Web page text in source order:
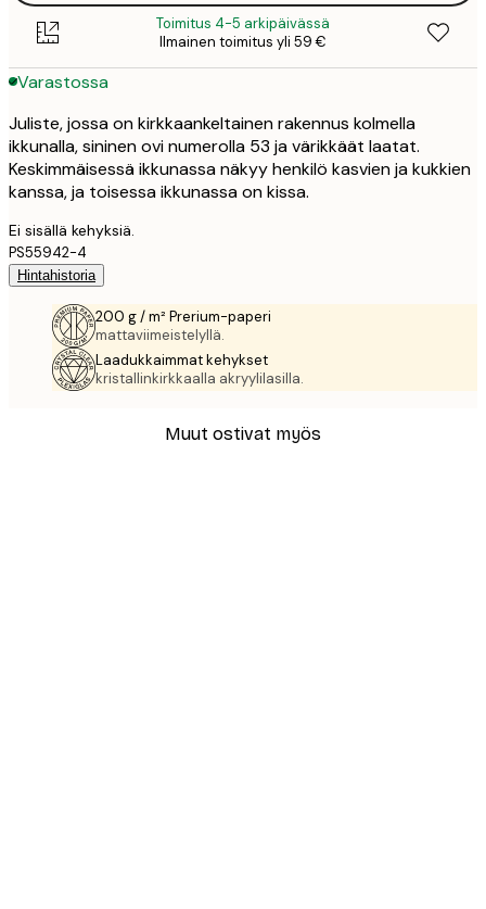
Toimitus 4-5 arkipäivässä
Ilmainen toimitus yli 59 €
Varastossa
Juliste, jossa on kirkkaankeltainen rakennus kolmella
ikkunalla, sininen ovi numerolla 53 ja värikkäät laatat.
Keskimmäisessä ikkunassa näkyy henkilö kasvien ja kukkien
kanssa, ja toisessa ikkunassa on kissa.
Ei sisällä kehyksiä.
PS55942-4
Hintahistoria
200 g / m² Prerium-paperi
mattaviimeistelyllä.
Laadukkaimmat kehykset
kristallinkirkkaalla akryylilasilla.
Muut ostivat myös